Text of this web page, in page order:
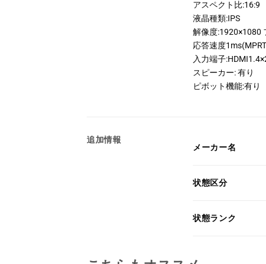
アスペクト比:16:9
液晶種類:IPS
解像度:1920×1080
応答速度
入力端子
スピーカー: 有り
ピボット機能:有り
追加情報
メーカー名
状態区分
状態ランク